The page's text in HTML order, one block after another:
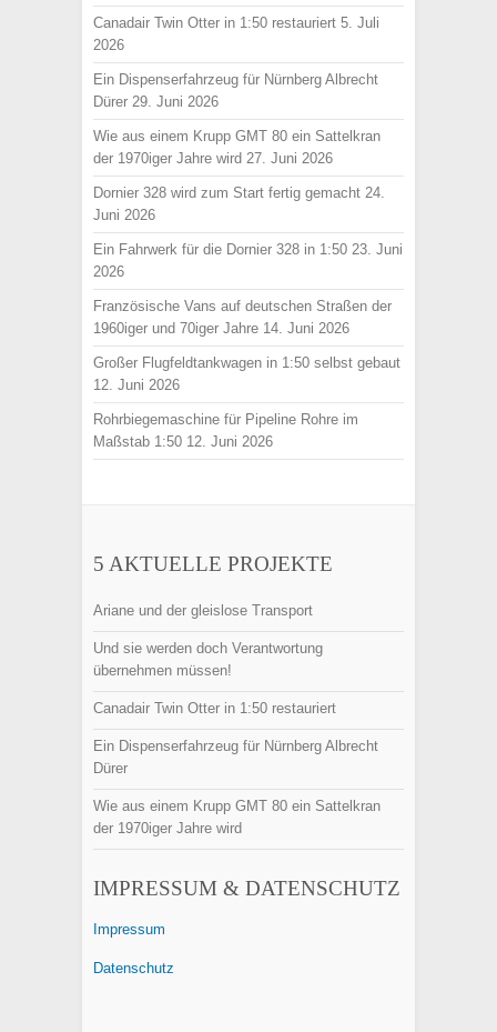
Canadair Twin Otter in 1:50 restauriert 5. Juli
2026
Ein Dispenserfahrzeug für Nürnberg Albrecht
Dürer 29. Juni 2026
Wie aus einem Krupp GMT 80 ein Sattelkran
der 1970iger Jahre wird 27. Juni 2026
Dornier 328 wird zum Start fertig gemacht 24.
Juni 2026
Ein Fahrwerk für die Dornier 328 in 1:50 23. Juni
2026
Französische Vans auf deutschen Straßen der
1960iger und 70iger Jahre 14. Juni 2026
Großer Flugfeldtankwagen in 1:50 selbst gebaut
12. Juni 2026
Rohrbiegemaschine für Pipeline Rohre im
Maßstab 1:50 12. Juni 2026
5 AKTUELLE PROJEKTE
Ariane und der gleislose Transport
Und sie werden doch Verantwortung
übernehmen müssen!
Canadair Twin Otter in 1:50 restauriert
Ein Dispenserfahrzeug für Nürnberg Albrecht
Dürer
Wie aus einem Krupp GMT 80 ein Sattelkran
der 1970iger Jahre wird
IMPRESSUM & DATENSCHUTZ
Impressum
Datenschutz